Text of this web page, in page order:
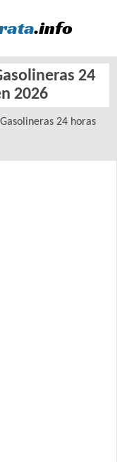
24
2026
24 horas